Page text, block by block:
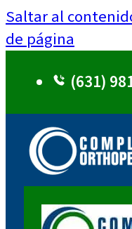
Saltar al
de página
(631)